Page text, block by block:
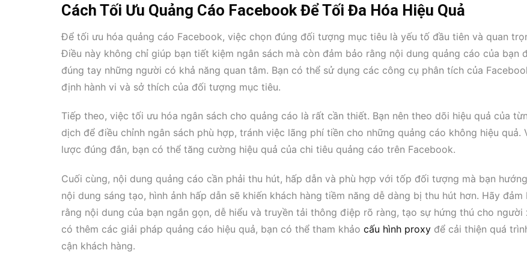
Cách Tối Ưu Quảng Cáo Facebook Để Tối Đa Hóa Hiệu Quả
Để tối ưu hóa quảng cáo Facebook, việc chọn đúng đối tượng mục tiêu là yếu tố đầu tiên và quan
Điều này không chỉ giúp bạn tiết kiệm ngân sách mà còn đảm bảo rằng nội dung quảng cáo của bạn
đúng tay những người có khả năng quan tâm. Bạn có thể sử dụng các công cụ phân tích của
định hành vi và sở thích của đối tượng mục tiêu.
Tiếp theo, việc tối ưu hóa ngân sách cho quảng cáo là rất cần thiết. Bạn nên theo dõi hiệu quả của
dịch để điều chỉnh ngân sách phù hợp, tránh việc lãng phí tiền cho những quảng cáo không hiệu quả.
lược đúng đắn, bạn có thể tăng cường hiệu quả của chi tiêu quảng cáo trên Facebook.
Cuối cùng, nội dung quảng cáo cần phải thu hút, hấp dẫn và phù hợp với tốp đối tượng mà bạn
nội dung sáng tạo, hình ảnh hấp dẫn sẽ khiến khách hàng tiềm năng dễ dàng bị thu hút hơn. Hãy đảm
rằng nội dung của bạn ngắn gọn, dễ hiểu và truyền tải thông điệp rõ ràng, tạo sự hứng thú cho người
có thêm các giải pháp quảng cáo hiệu quả, bạn có thể tham khảo cấu hình proxy để cải thiện quá
cận khách hàng.